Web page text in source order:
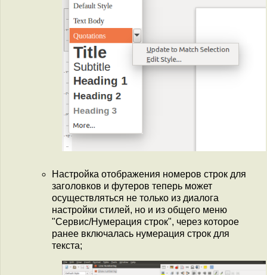
Настройка отображения номеров строк для
заголовков и футеров теперь может
осуществляться не только из диалога
настройки стилей, но и из общего меню
"Сервис/Нумерация строк", через которое
ранее включалась нумерация строк для
текста;